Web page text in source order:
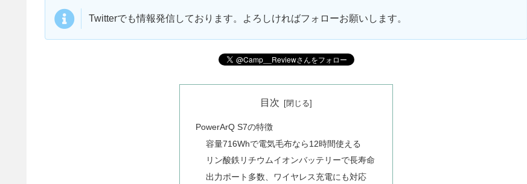
Twitterでも情報発信しております。よろしければフォローお願いします。
目次
PowerArQ S7の特徴
容量716Whで電気毛布なら12時間使える
リン酸鉄リチウムイオンバッテリーで長寿命
出力ポート多数、ワイヤレス充電にも対応